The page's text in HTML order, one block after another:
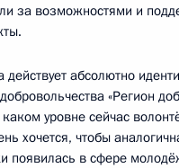
за возможностями и
абсолютно
«Регион
уровне сейчас
хочется, чтобы
появилась в сфере